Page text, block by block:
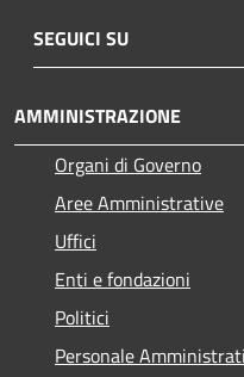
SEGUICI SU
AMMINISTRAZIONE
Organi di Governo
Aree Amministrative
Uffici
Enti e fondazioni
Politici
Personale